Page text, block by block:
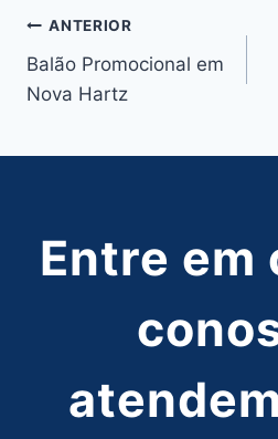
Navegação
de
ANTERIOR
Balão Promocional em
Nova Hartz
Entre em